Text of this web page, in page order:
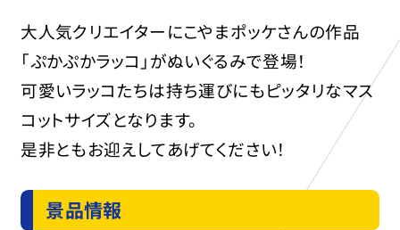
大人気クリエイターにこやまポッケさんの作品
「ぷかぷかラッコ」がぬいぐるみで登場！
可愛いラッコたちは持ち運びにもピッタリなマス
コットサイズとなります。
是非ともお迎えしてあげてください！
景品情報